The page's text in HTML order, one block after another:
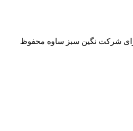
شرکت نگین سبز ساوه محفوظ